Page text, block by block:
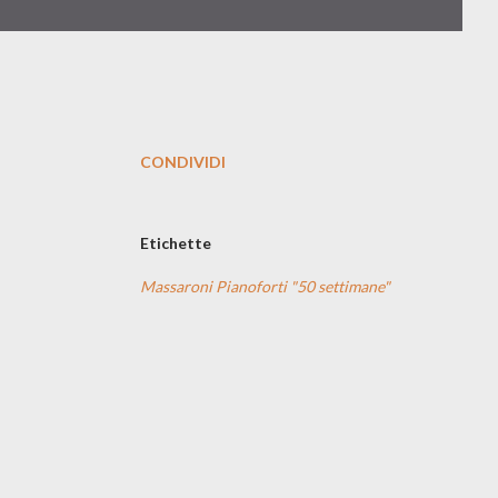
CONDIVIDI
Etichette
Massaroni Pianoforti "50 settimane"